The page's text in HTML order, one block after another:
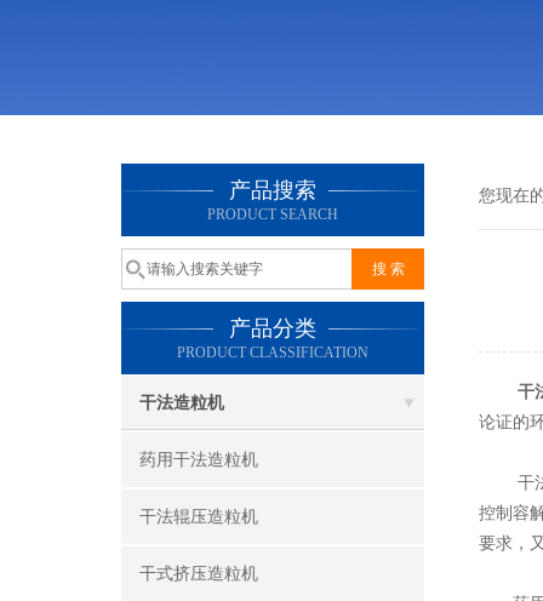
产品搜索
PRODUCT SEARCH
产品分类
PRODUCT CLASSIFICATION
干法造粒机
药用干法造粒机
干法辊压造粒机
干式挤压造粒机
您现在
干
论证的
干法
控制容
要求，